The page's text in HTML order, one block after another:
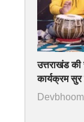
उत्तराखंड
कार्यक्रम